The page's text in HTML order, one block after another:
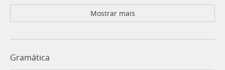
Mostrar mais
Gramática